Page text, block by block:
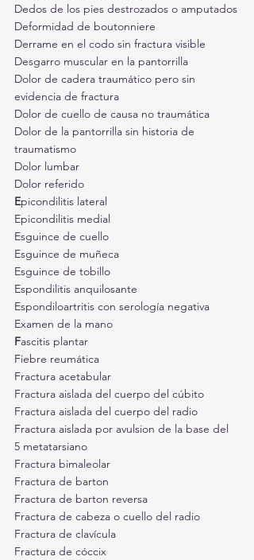
Dedos de los pies destrozados o amputados
Deformidad de boutonniere
Derrame en el codo sin fractura visible
Desgarro muscular en la pantorrilla
Dolor de cadera traumático pero sin
evidencia de fractura
Dolor de cuello de causa no traumática
Dolor de la pantorrilla sin historia de
traumatismo
Dolor lumbar
Dolor referido
Epicondilitis lateral
Epicondilitis medial
Esguince de cuello
Esguince de muñeca
Esguince de tobillo
Espondilitis anquilosante
Espondiloartritis con serología negativa
Examen de la mano
Fascitis plantar
Fiebre reumática
Fractura acetabular
Fractura aislada del cuerpo del cúbito
Fractura aislada del cuerpo del radio
Fractura aislada por avulsion de la base del
5 metatarsiano
Fractura bimaleolar
Fractura de barton
Fractura de barton reversa
Fractura de cabeza o cuello del radio
Fractura de clavícula
Fractura de cóccix